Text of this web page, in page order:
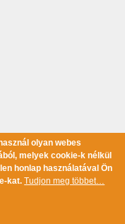
olyan webes
melyek cookie-k nélkül
honlap használatával Ön
kat. Tudjon meg többet…